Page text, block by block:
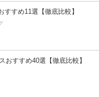
すめ11選【徹底比較】
おすすめ40選【徹底比較】